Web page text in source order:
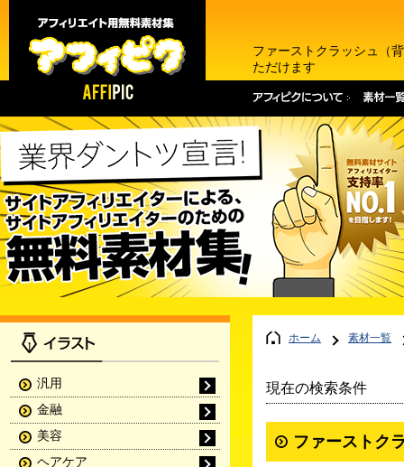
ファーストクラッシュ（
ただけます
ホーム 素材一覧
現在の検索条件
ファーストク
汎用
金融
美容
ヘアケア